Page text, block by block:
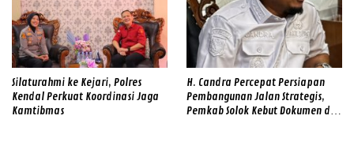
Silaturahmi ke Kejari, Polres
Kendal Perkuat Koordinasi Jaga
Kamtibmas
H. Candra Percepat Persiapan
Pembangunan Jalan Strategis,
Pemkab Solok Kebut Dokumen dan